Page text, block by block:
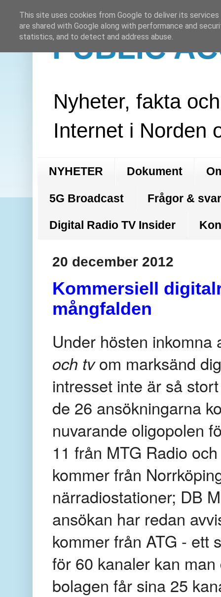
PUBLIC
Nyheter, fakta
Internet i Norden
NYHETER Dokument
5G Broadcast Frågor &
Digital Radio TV Insider
20 december 2012
Kommersiell
mångfalden
Under hösten
och tvom marksänd
intresset inte är så
de 26 ansökningarna
nuvarande oligopolen
11 från MTG Radio
kommer från
närradiostationer; DB
ansökan har redan
kommer från ATG - ett
för 60 kanaler kan
bolagen får sina 25
This site uses cookies from Google to deliver its
are shared with Google along with performance and
statistics, and to detect and address abuse.